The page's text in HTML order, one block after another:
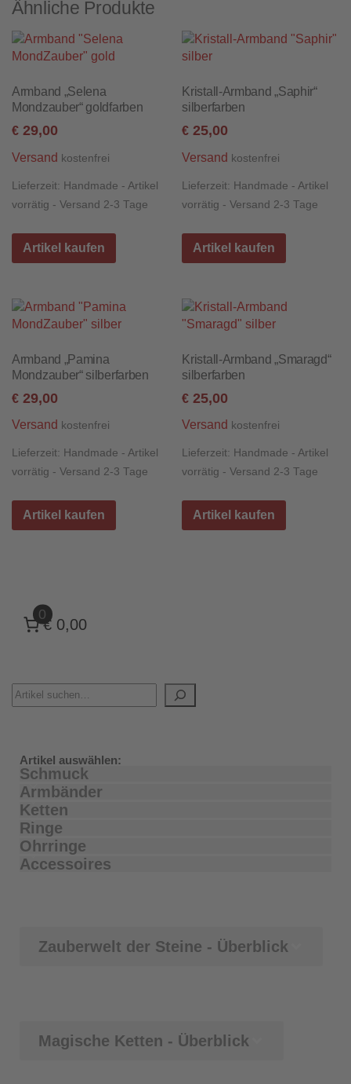
Ähnliche Produkte
Armband „Selena
Mondzauber“ goldfarben
€ 29,00
Versand kostenfrei
Lieferzeit: Handmade - Artikel
vorrätig - Versand 2-3 Tage
Artikel kaufen
Kristall-Armband „Saphir“
silberfarben
€ 25,00
Versand kostenfrei
Lieferzeit: Handmade - Artikel
vorrätig - Versand 2-3 Tage
Artikel kaufen
Armband „Pamina
Mondzauber“ silberfarben
€ 29,00
Versand kostenfrei
Lieferzeit: Handmade - Artikel
vorrätig - Versand 2-3 Tage
Artikel kaufen
Kristall-Armband „Smaragd“
silberfarben
€ 25,00
Versand kostenfrei
Lieferzeit: Handmade - Artikel
vorrätig - Versand 2-3 Tage
Artikel kaufen
0
€ 0,00
Artikel auswählen:
Schmuck
Armbänder
Ketten
Ringe
Ohrringe
Accessoires
Zauberwelt der Steine - Überblick
Magische Ketten - Überblick